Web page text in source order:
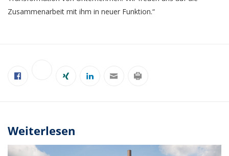
Zusammenarbeit mit ihm in neuer Funktion.“
Weiterlesen